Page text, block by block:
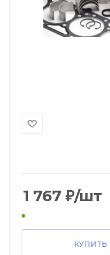
1 767 ₽/шт
КУПИТЬ